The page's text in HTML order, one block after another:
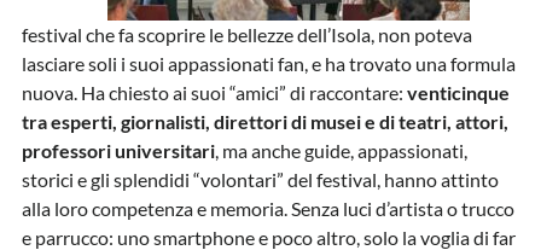
festival che fa scoprire le bellezze dell’Isola, non poteva
lasciare soli i suoi appassionati fan, e ha trovato una formula
nuova. Ha chiesto ai suoi “amici” di raccontare: venticinque
tra esperti, giornalisti, direttori di musei e di teatri, attori,
professori universitari, ma anche guide, appassionati,
storici e gli splendidi “volontari” del festival, hanno attinto
alla loro competenza e memoria. Senza luci d’artista o trucco
e parrucco: uno smartphone e poco altro, solo la voglia di far